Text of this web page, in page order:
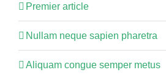
Premier article
Nullam neque sapien pharetra
Aliquam congue semper metus